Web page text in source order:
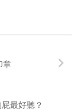
章
最好聽？